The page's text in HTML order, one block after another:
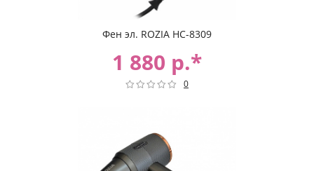
Фен эл. ROZIA НС-8309
1 880 р.*
0